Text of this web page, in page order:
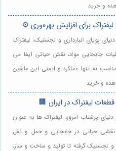
و خرید
پویای انبارداری و لجستیک، لیفتراک
جابجایی مواد، نقش حیاتی ایفا می
نه تنها عملکرد و ایمنی این ماشین
و خرید
پرشتاب امروز، لیفتراک ها به عنوان
حیاتی در جابجایی و حمل و نقل
و لجستیک گرفته تا تولید و ساخت و ساز،